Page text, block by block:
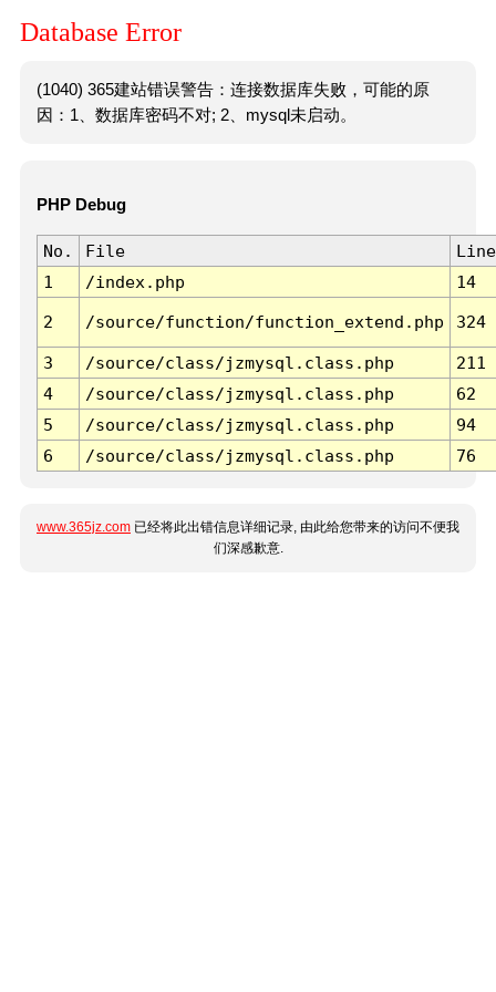
Database Error
(1040) 365建站错误警告：连接数据库失败，可能的原
因：1、数据库密码不对; 2、mysql未启动。
PHP Debug
No. File
Line
1
/index.php 14
2 /source/function/function_extend.php 324
3 /source/class/jzmysql.class.php
211
4
/source/class/jzmysql.class.php
62
5
/source/class/jzmysql.class.php
94
6
/source/class/jzmysql.class.php 76
www.365jz.com 已经将此出错信息详细记录, 由此给您带来的访问不便我
们深感歉意.